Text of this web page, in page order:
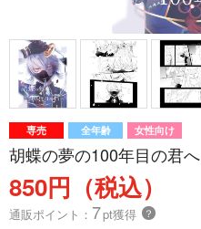
専売 全年齢 女性向け
胡蝶の夢の100年目の君へ
850円（税込）
通販ポイント： 7pt獲得 ？